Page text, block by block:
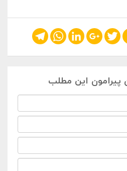
Twitter
Google+
LinkedIn
WhatsApp
Telegram
پیرامون این مطلب